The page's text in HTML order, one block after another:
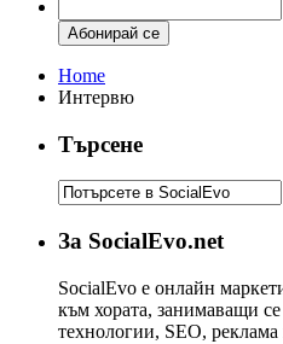
Home
Интервю
Търсене
За SocialEvo.net
SocialEvo е онлайн
към хората, занимаващи
технологии, SEO,